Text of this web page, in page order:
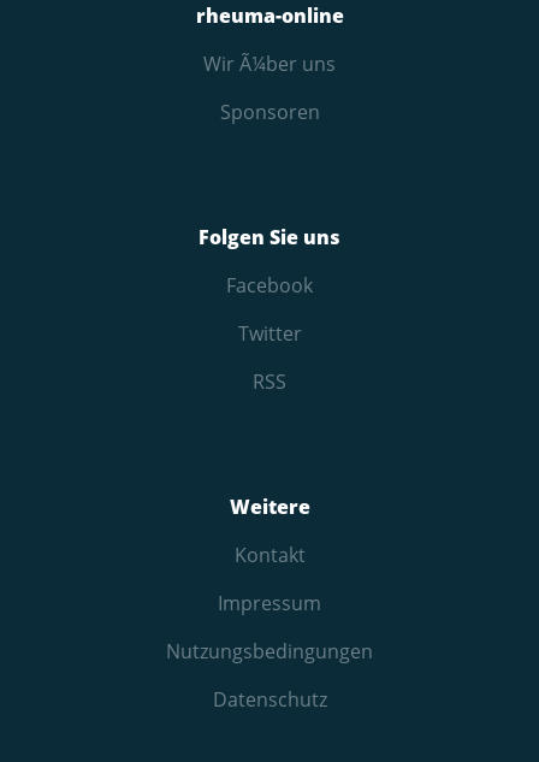
rheuma-online
Wir Ã¼ber uns
Sponsoren
Folgen Sie uns
Facebook
Twitter
RSS
Weitere
Kontakt
Impressum
Nutzungs­bedingungen
Datenschutz